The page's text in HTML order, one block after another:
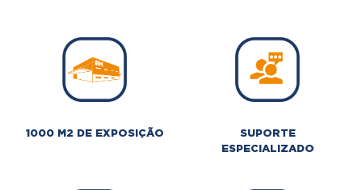
1000 M2 DE EXPOSIÇÃO
SUPORTE
ESPECIALIZADO